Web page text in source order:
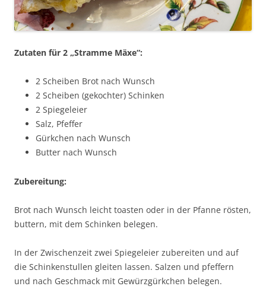
Zutaten für 2 „Stramme Mäxe“:
2 Scheiben Brot nach Wunsch
2 Scheiben (gekochter) Schinken
2 Spiegeleier
Salz, Pfeffer
Gürkchen nach Wunsch
Butter nach Wunsch
Zubereitung:
Brot nach Wunsch leicht toasten oder in der Pfanne rösten,
buttern, mit dem Schinken belegen.
In der Zwischenzeit zwei Spiegeleier zubereiten und auf
die Schinkenstullen gleiten lassen. Salzen und pfeffern
und nach Geschmack mit Gewürzgürkchen belegen.